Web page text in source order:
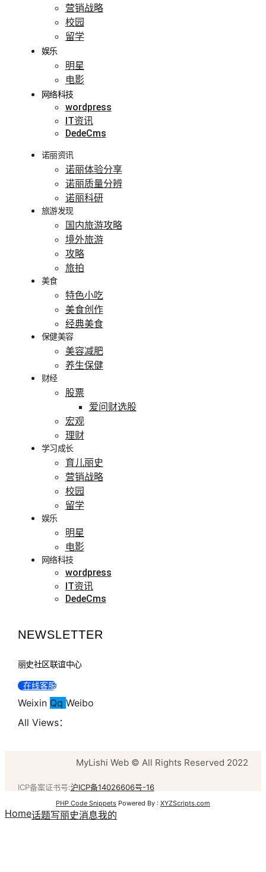
营销战略
校园
留学
娱乐
明星
电影
网络科技
wordpress
IT资讯
DedeCms
诺丽资讯
诺丽体验分享
诺丽质量分辨
诺丽科研
旅游发现
国内旅游攻略
境外旅游
攻略
旅拍
美食
特色小吃
美食创作
经典美食
保健美容
美容减肥
养生保健
财经
股票
爱问财选股
宏观
理财
学习成长
育儿丽史
营销战略
校园
留学
娱乐
明星
电影
网络科技
wordpress
IT资讯
DedeCms
NEWSLETTER
丽史社区联谊中心
在线客服
Weixin Qq Weibo
All Views：
MyLishi Web © All Rights Reserved 2022
ICP备案证书号:沪ICP备14026606号-16
PHP Code Snippets Powered By : XYZScripts.com
Home话题写丽史消息我的